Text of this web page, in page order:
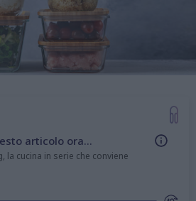
articolo ora...
la cucina in serie che conviene